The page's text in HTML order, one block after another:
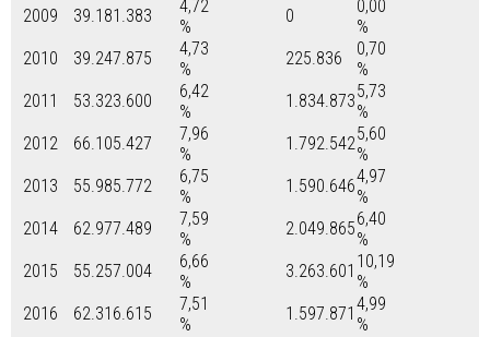
2009
39.181.383
4,72
%
0
0,00
%
2010
39.247.875
4,73
%
225.836
0,70
%
2011
53.323.600
6,42
%
1.834.8735,73
%
2012
66.105.427
7,96
%
1.792.5425,60
%
2013
55.985.772
6,75
%
1.590.6464,97
%
2014
62.977.489
7,59
%
2.049.8656,40
%
2015
55.257.004
6,66
%
3.263.601 10,19
%
2016
62.316.615
7,51
%
1.597.871 4,99
%